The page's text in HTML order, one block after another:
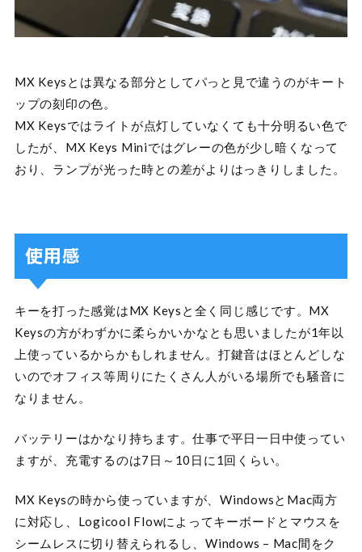
MX Keysとは異なる部分としてパっと見で違うのがキート
ップの刻印の色。
MX Keysではライトが点灯していなくても十分明るい色で
したが、MX Keys Miniではグレーの色が少し暗くなって
おり、ランプが光った時との差がよりはっきりしました。
使用感
キーを打った感覚はMX Keysと全く同じ感じです。MX
Keysの方がわずかに柔らかいかなとも思いましたが1年以
上使っているからかもしれません。打鍵音はほとんどしな
いのでオフィス等周りにたくさん人がいる場所でも騒音に
なりません。
バッテリーはかなり持ちます。仕事で平日一日中使ってい
ますが、充電するのは7日～10日に1回くらい。
MX Keysの時から使っていますが、WindowsとMac両方
に対応し、Logicool Flowによってキーボードとマウスを
シームレスに切り替えられるし、Windows – Mac間をク